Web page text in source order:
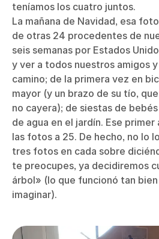
teníamos los cuatro juntos.
La mañana de Navidad, esa
de otras 24 procedentes de
seis semanas por Estados
y ver a todos nuestros amigos
camino; de la primera vez en
mayor (y un brazo de su tío,
no cayera); de siestas de
de agua en el jardín. Ese
las fotos a 25. De hecho, no lo
tres fotos en cada sobre
te preocupes, ya decidiremos
árbol» (lo que funcionó tan
imaginar).